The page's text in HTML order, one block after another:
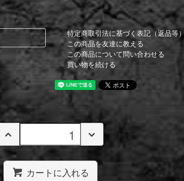
特定商取引法に基づく表記（返品等）
この商品を友達に教える
この商品について問い合わせる
買い物を続ける
カートに入れる